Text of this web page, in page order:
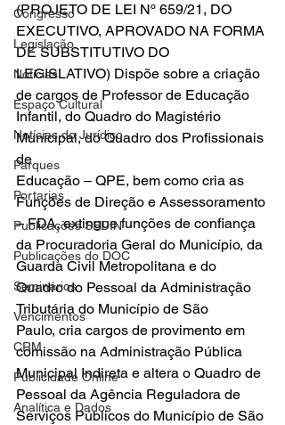
Congresso
Legislação
Notícias
Espaço Cultural
Notícias do Jurídico
Parques
Portarias
Publicações SEDIN
Publicações do DOC
Seminários
Vencimentos
CRM
Publicidade Online
Analítica e Dados
(PROJETO DE LEI Nº 659/21, DO
EXECUTIVO, APROVADO NA FORMA
DE SUBSTITUTIVO DO
LEGISLATIVO) Dispõe sobre a criação
de cargos de Professor de Educação
Infantil, do Quadro do Magistério
Municipal, do Quadro dos Profissionais
de
Educação – QPE, bem como cria as
Funções de Direção e Assessoramento
– FDA, extingue funções de confiança
da Procuradoria Geral do Município, da
Guarda Civil Metropolitana e do
Quadro do Pessoal da Administração
Tributária do Município de São
Paulo, cria cargos de provimento em
comissão na Administração Pública
Municipal Indireta e altera o Quadro de
Pessoal da Agência Reguladora de
Serviços Públicos do Município de São